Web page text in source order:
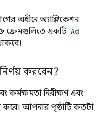
অধীনে অ্যাপ্লিকেশন
ফ্রেমগুলিতে একটি Ad
করবেন?
কর্মক্ষমতা নিরীক্ষণ এবং
করে। আপনার পৃষ্ঠাটি কতটা